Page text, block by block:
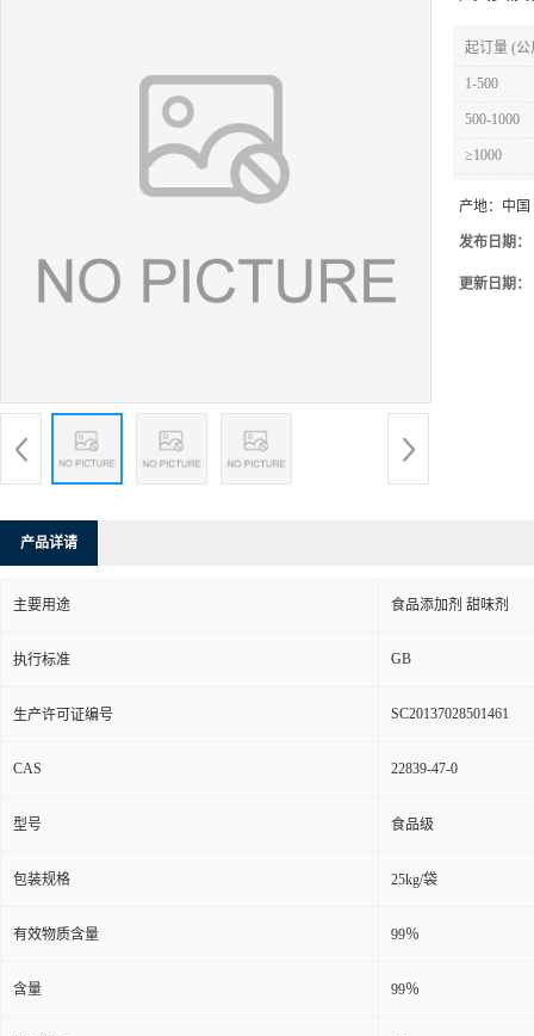
起订量 (公
1-500
500-1000
≥1000
产地： 中国
发布日期：
更新日期：
产品详请
主要用途 食品添加剂 甜味剂
执行标准 GB
生产许可证编号 SC20137028501461
CAS 22839-47-0
型号 食品级
包装规格 25kg/袋
有效物质含量 99％
含量 99％